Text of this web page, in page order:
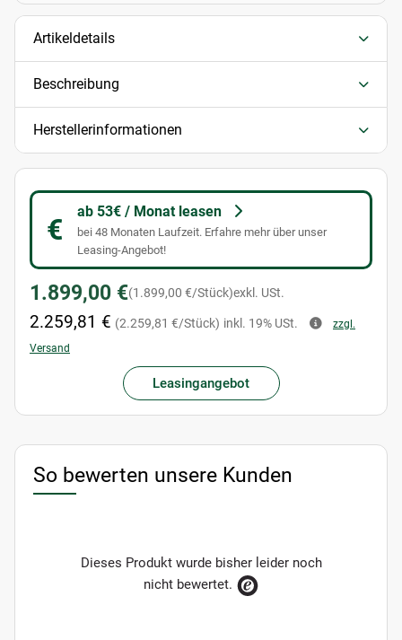
Artikeldetails
Beschreibung
Herstellerinformationen
€
ab 53€ / Monat leasen
bei 48 Monaten Laufzeit. Erfahre mehr über unser
Leasing-Angebot!
1.899,00 €(1.899,00 €/Stück)exkl. USt.
2.259,81 € (2.259,81 €/Stück) inkl. 19% USt.
zzgl.
Versand
Leasingangebot
So bewerten unsere Kunden
Dieses Produkt wurde bisher leider noch
nicht bewertet.